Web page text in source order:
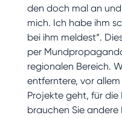
den doch mal an
mich. Ich habe ihm
bei ihm meldest“.
per
regionalen Bereich.
entferntere, vor
Projekte geht, für die
brauchen Sie